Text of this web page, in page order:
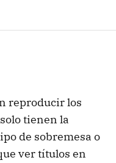
reproducir los
solo tienen la
de sobremesa o
ver títulos en